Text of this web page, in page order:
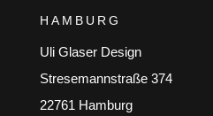
HAMBURG
Uli Glaser Design
Stresemannstraße 374
22761 Hamburg